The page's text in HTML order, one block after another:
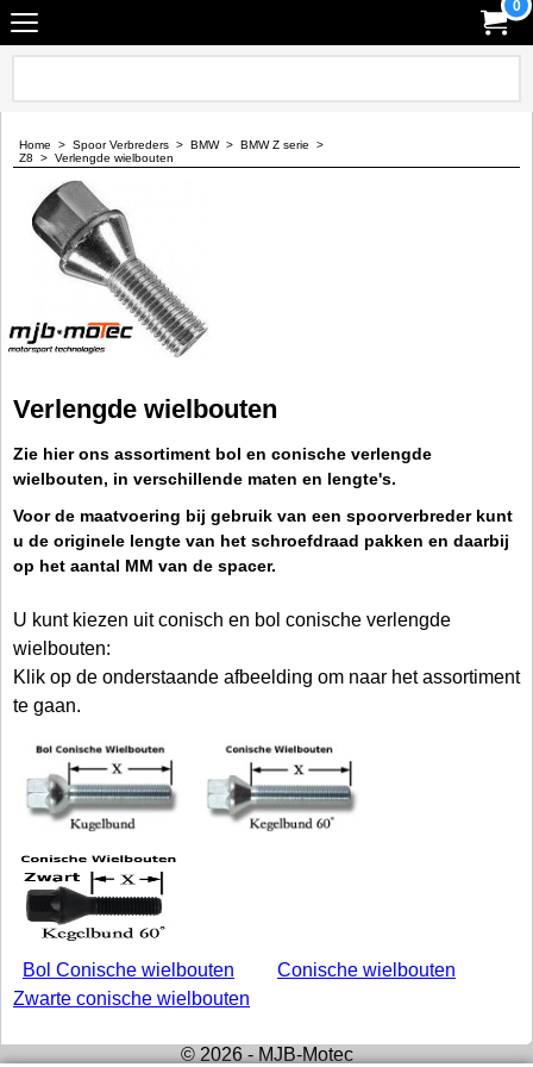
0
Home > Spoor Verbreders > BMW> BMW Z serie >
Z8 > Verlengde wielbouten
Verlengde wielbouten
Zie hier ons assortiment bol en conische verlengde
wielbouten, in verschillende maten en lengte's.
Voor de maatvoering bij gebruik van een spoorverbreder kunt
u de originele lengte van het schroefdraad pakken en daarbij
op het aantal MM van de spacer.
U kunt kiezen uit conisch en bol conische verlengde
wielbouten:
Klik op de onderstaande afbeelding om naar het assortiment
te gaan.
Bol Conische wielbouten
Conische wielbouten
Zwarte conische wielbouten
© 2026 - MJB-Motec